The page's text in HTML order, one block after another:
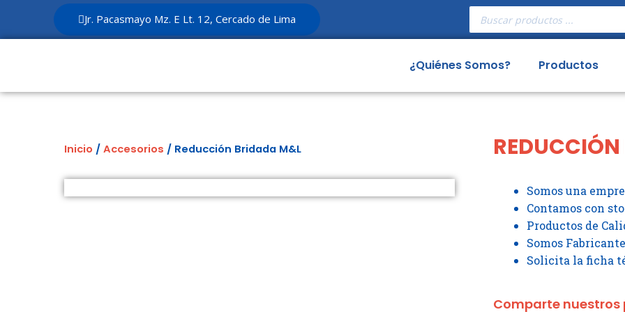
contenido
Jr. Pacasmayo Mz. E Lt. 12, Cercado de Lima
Búsqueda
de
productos
¿Quiénes Somos? Productos
Inicio / Accesorios / Reducción Bridada M&L
Somos una
Contamos con
Productos de
Somos
Solicita la ficha
Comparte nuestros